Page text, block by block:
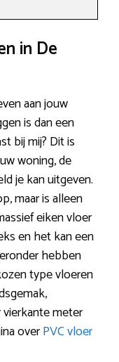
in De
aan jouw
is dan een
bij mij? Dit is
woning, de
je kan uitgeven.
maar is alleen
eiken vloer
en het kan een
hebben
type vloeren
meter
overPVC vloer